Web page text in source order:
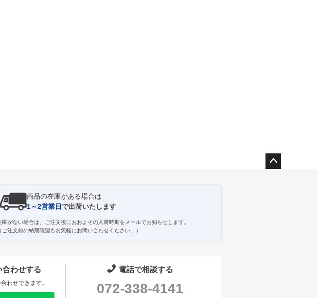
商品の在庫がある場合は
1～2営業日で出荷いたします
庫がない場合は、ご注文後におおよその入荷時期をメールでお知らせします。
（ご注文前の納期確認もお気軽にお問い合わせください。）
合わせする
わせできます。
電話で相談する
072-338-4141